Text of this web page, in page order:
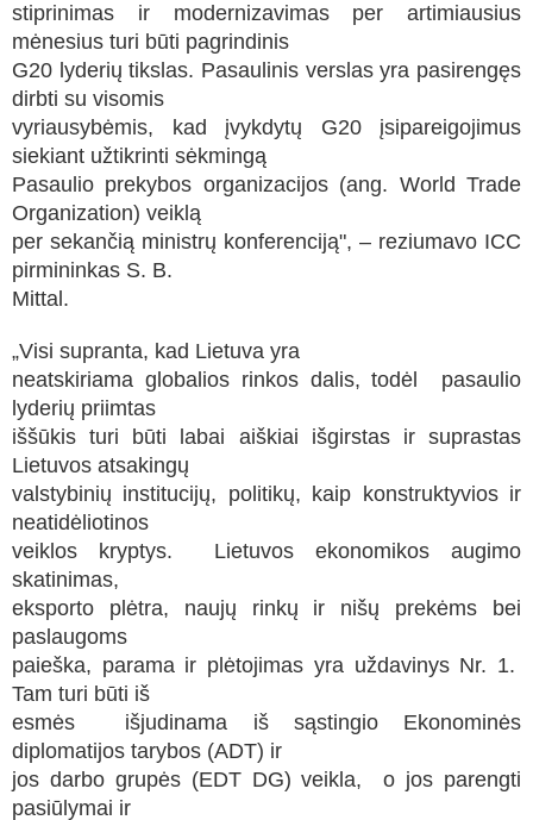
stiprinimas ir modernizavimas per artimiausius
mėnesius turi būti pagrindinis
G20 lyderių tikslas. Pasaulinis verslas yra pasirengęs
dirbti su visomis
vyriausybėmis, kad įvykdytų G20 įsipareigojimus
siekiant užtikrinti sėkmingą
Pasaulio prekybos organizacijos (ang. World Trade
Organization) veiklą
per sekančią ministrų konferenciją", – reziumavo ICC
pirmininkas S. B.
Mittal.
„Visi supranta, kad Lietuva yra
neatskiriama globalios rinkos dalis, todėl pasaulio
lyderių priimtas
iššūkis turi būti labai aiškiai išgirstas ir suprastas
Lietuvos atsakingų
valstybinių institucijų, politikų, kaip konstruktyvios ir
neatidėliotinos
veiklos kryptys. Lietuvos ekonomikos augimo
skatinimas,
eksporto plėtra, naujų rinkų ir nišų prekėms bei
paslaugoms
paieška, parama ir plėtojimas yra uždavinys Nr. 1.
Tam turi būti iš
esmės išjudinama iš sąstingio Ekonominės
diplomatijos tarybos (ADT) ir
jos darbo grupės (EDT DG) veikla, o jos parengti
pasiūlymai ir